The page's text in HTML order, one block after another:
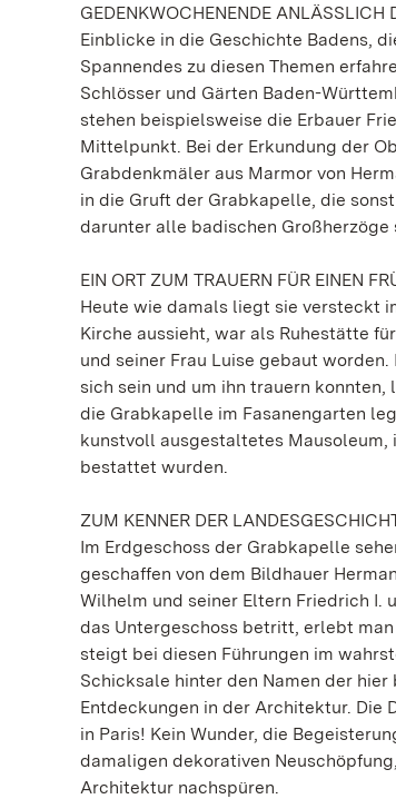
GEDENKWOCHENENDE ANLÄSSLICH
Einblicke in die Geschichte Badens,
Spannendes zu diesen Themen
Schlösser und Gärten Baden-
stehen beispielsweise die Erbauer
Mittelpunkt. Bei der Erkundung der
Grabdenkmäler aus Marmor von
in die Gruft der Grabkapelle, die
darunter alle badischen Großherzöge
EIN ORT ZUM TRAUERN FÜR EINEN
Heute wie damals liegt sie versteckt
Kirche aussieht, war als Ruhestätte
und seiner Frau Luise gebaut
sich sein und um ihn trauern konnten,
die Grabkapelle im Fasanengarten
kunstvoll ausgestaltetes Mausoleum,
bestattet wurden.
ZUM KENNER DER
Im Erdgeschoss der Grabkapelle
geschaffen von dem Bildhauer
Wilhelm und seiner Eltern Friedrich I.
das Untergeschoss betritt, erlebt
steigt bei diesen Führungen im
Schicksale hinter den Namen der
Entdeckungen in der Architektur. Die
in Paris! Kein Wunder, die
damaligen dekorativen
Architektur nachspüren.